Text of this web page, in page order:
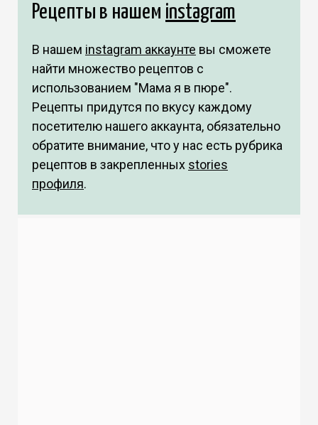
Рецепты в нашем instagram
В нашем instagram аккаунте вы сможете
найти множество рецептов с
использованием "Мама я в пюре".
Рецепты придутся по вкусу каждому
посетителю нашего аккаунта, обязательно
обратите внимание, что у нас есть рубрика
рецептов в закрепленных stories
профиля.